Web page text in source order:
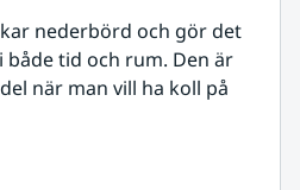
nederbörd och gör det
tid och rum. Den är
när man vill ha koll på